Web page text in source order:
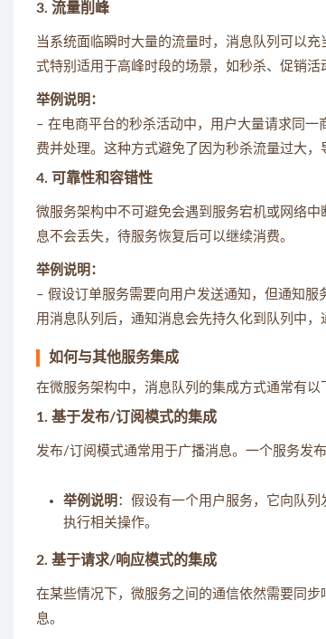
3. 流量削峰
当系统面临瞬时大量的流量时，消息队列可以
式特别适用于高峰时段的场景，如秒杀、促销活
举例说明：
– 在电商平台的秒杀活动中，用户大量请求同
费并处理。这种方式避免了因为秒杀流量过大，
4. 可靠性和容错性
微服务架构中不可避免会遇到服务宕机或网络
息不会丢失，待服务恢复后可以继续消费。
举例说明：
– 假设订单服务需要向用户发送通知，但通知
用消息队列后，通知消息会先持久化到队列中
如何与其他服务集成
在微服务架构中，消息队列的集成方式通常有以
1. 基于发布/订阅模式的集成
发布/订阅模式通常用于广播消息。一个服务发
举例说明 ：假设有一个用户服务，它向队
执行相关操作。
2. 基于请求/响应模式的集成
在某些情况下，微服务之间的通信依然需要同
息。